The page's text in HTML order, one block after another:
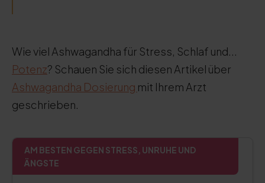
Wie viel Ashwagandha für Stress, Schlaf und...
Potenz? Schauen Sie sich diesen Artikel über
Ashwagandha Dosierung mit Ihrem Arzt
geschrieben.
AM BESTEN GEGEN STRESS, UNRUHE UND
ÄNGSTE